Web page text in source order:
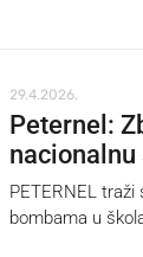
29.4.2026.
Peternel:
PETERNEL
bombama u